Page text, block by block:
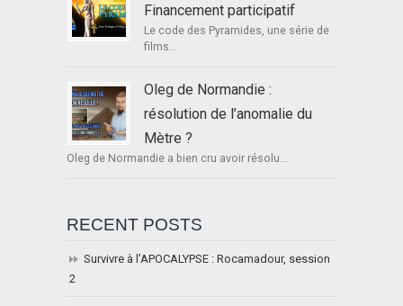
Financement participatif
Le code des Pyramides, une série de
films...
Oleg de Normandie :
résolution de l’anomalie du
Mètre ?
Oleg de Normandie a bien cru avoir résolu...
RECENT POSTS
Survivre à l’APOCALYPSE : Rocamadour, session
2